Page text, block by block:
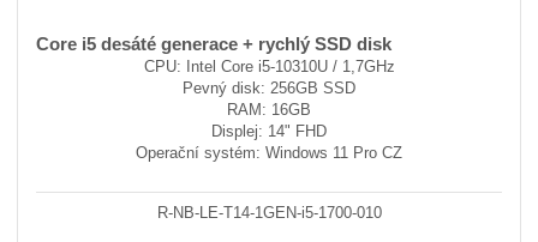
Core i5 desáté generace + rychlý SSD disk
CPU: Intel Core i5-10310U / 1,7GHz
Pevný disk: 256GB SSD
RAM: 16GB
Displej: 14" FHD
Operační systém: Windows 11 Pro CZ
R-NB-LE-T14-1GEN-i5-1700-010